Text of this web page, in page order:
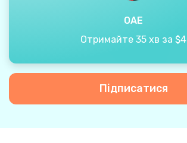
ОАЕ
Отримайте 35 хв за $4
Підписатися